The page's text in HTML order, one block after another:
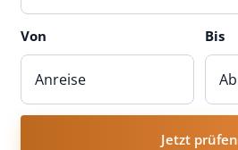
Von Bis
Jetzt prüfen